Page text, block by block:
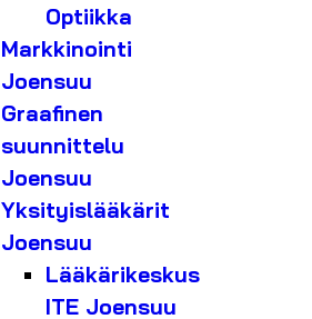
Optiikka
Markkinointi
Joensuu
Graafinen
suunnittelu
Joensuu
Yksityislääkärit
Joensuu
Lääkärikeskus
ITE Joensuu